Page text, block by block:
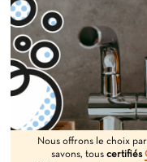
Nous offrons le choix
savons, tous certifiés